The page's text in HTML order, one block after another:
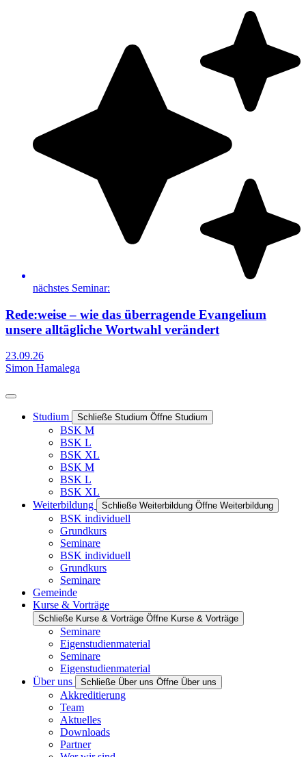
nächstes Seminar:
Rede:weise – wie das überragende Evangelium
unsere alltägliche Wortwahl verändert
23.09.26
Simon Hamalega
Studium Schließe Studium Öffne Studium
BSK M
BSK L
BSK XL
BSK M
BSK L
BSK XL
Weiterbildung
Schließe Weiterbildung Öffne Weiterbildung
BSK individuell
Grundkurs
Seminare
BSK individuell
Grundkurs
Seminare
Gemeinde
Kurse & Vorträge
Schließe Kurse & Vorträge Öffne Kurse & Vorträge
Seminare
Eigenstudienmaterial
Seminare
Eigenstudienmaterial
Über uns
Schließe Über uns Öffne Über uns
Akkreditierung
Team
Aktuelles
Downloads
Partner